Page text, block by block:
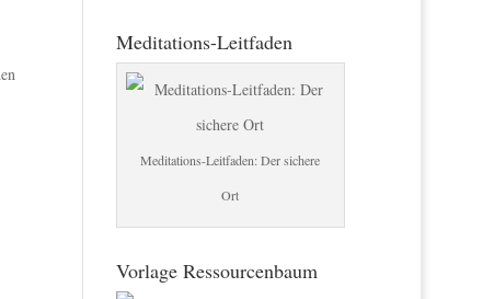
Meditations-Leitfaden
Meditations-Leitfaden: Der sichere
Ort
Vorlage Ressourcenbaum